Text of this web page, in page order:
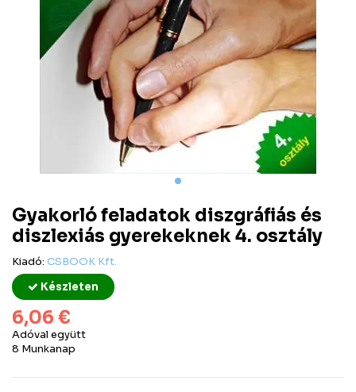
Gyakorló feladatok diszgráfiás és
diszlexiás gyerekeknek 4. osztály
Kiadó: CSBOOK Kft.
Készleten
6,06 €
Adóval együtt
8 Munkanap